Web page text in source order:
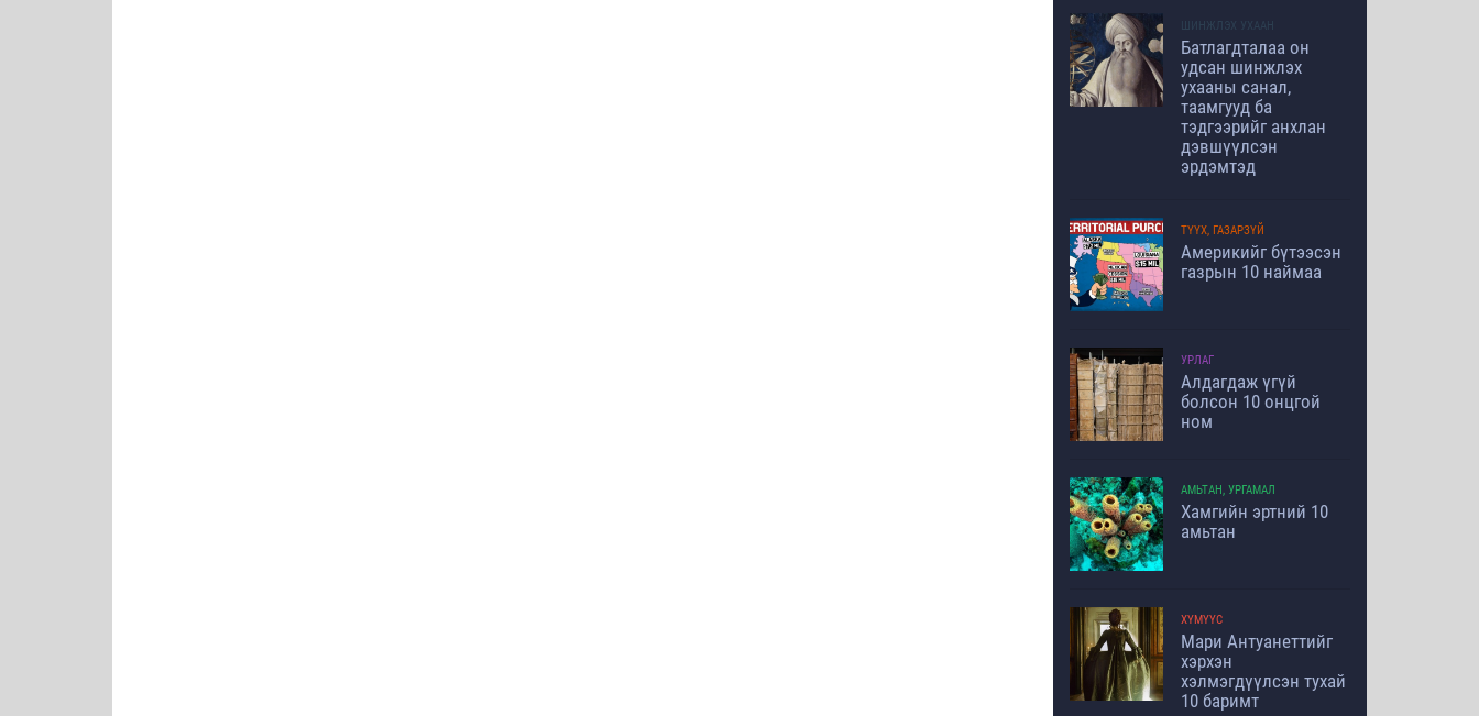
ШИНЖЛЭХ УХААН
Батлагдталаа он
удсан шинжлэх
ухааны санал,
таамгууд ба
тэдгээрийг анхлан
дэвшүүлсэн
эрдэмтэд
ТҮҮХ, ГАЗАРЗҮЙ
Америкийг бүтээсэн
газрын 10 наймаа
УРЛАГ
Алдагдаж үгүй
болсон 10 онцгой
ном
АМЬТАН, УРГАМАЛ
Хамгийн эртний 10
амьтан
ХҮМҮҮС
Мари Антуанеттийг
хэрхэн
хэлмэгдүүлсэн тухай
10 баримт